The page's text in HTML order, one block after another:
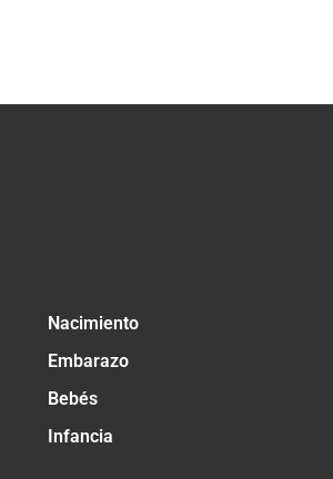
Nacimiento
Embarazo
Bebés
Infancia